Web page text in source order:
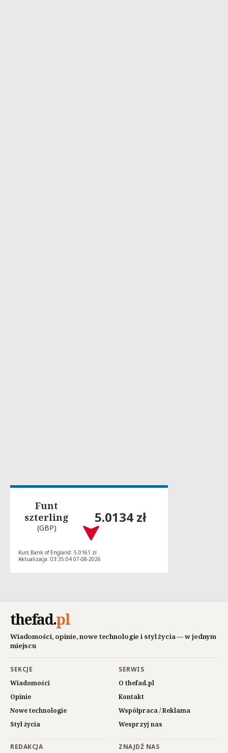
Funt
szterling
(GBP)
5.0134 zł
Kurs Bank of England: 5.0161 zł
Aktualizacja: 03:35:04 07-08-2026
thefad.pl
Wiadomości, opinie, nowe technologie i styl życia — w jednym
miejscu
SEKCJE
Wiadomości
Opinie
Nowe technologie
Styl życia
SERWIS
O thefad.pl
Kontakt
Współpraca / Reklama
Wesprzyj nas
REDAKCJA ZNAJDŹ NAS